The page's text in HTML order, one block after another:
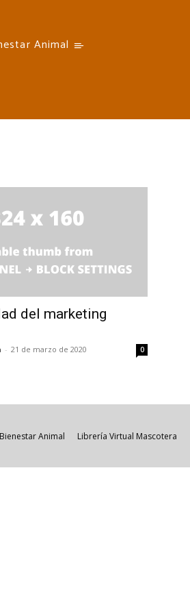
Animal
del marketing
- 21 de marzo de 2020 0
Animal Librería Virtual Mascotera